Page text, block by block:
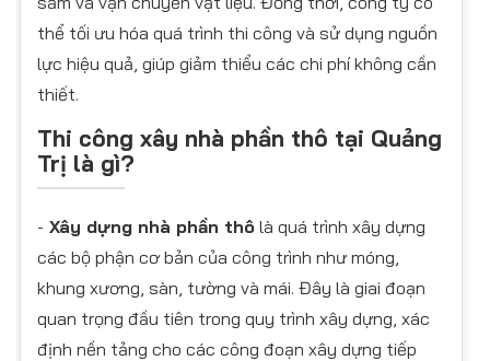
thể tối ưu hóa quá trình thi công và sử dụng nguồn
lực hiệu quả, giúp giảm thiểu các chi phí không cần
thiết.
Thi công xây nhà phần thô tại Quảng
Trị là gì?
- Xây dựng nhà phần thô là quá trình xây dựng
các bộ phận cơ bản của công trình như móng,
khung xương, sàn, tường và mái. Đây là giai đoạn
quan trọng đầu tiên trong quy trình xây dựng, xác
định nền tảng cho các công đoạn xây dựng tiếp